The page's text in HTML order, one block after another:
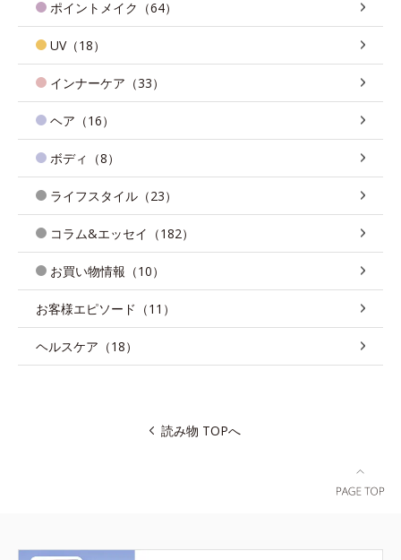
ポイントメイク（64）
UV（18）
インナーケア（33）
ヘア（16）
ボディ（8）
ライフスタイル（23）
コラム&エッセイ（182）
お買い物情報（10）
お客様エピソード（11）
ヘルスケア（18）
読み物 TOPへ